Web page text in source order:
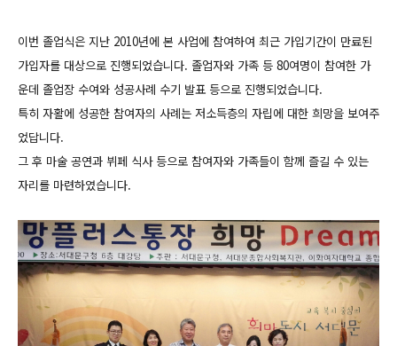
이번 졸업식은 지난 2010년에 본 사업에 참여하여 최근 가입기간이 만료된
가입자를 대상으로 진행되었습니다. 졸업자와 가족 등 80여명이 참여한 가
운데 졸업장 수여와 성공사례 수기 발표 등으로 진행되었습니다.
특히 자활에 성공한 참여자의 사례는 저소득층의 자립에 대한 희망을 보여주
었답니다.
그 후 마술 공연과 뷔페 식사 등으로 참여자와 가족들이 함께 즐길 수 있는
자리를 마련하였습니다.